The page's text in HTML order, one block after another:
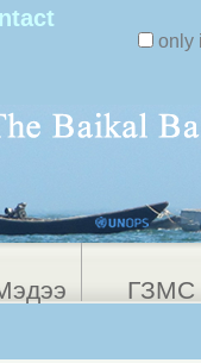
only
ГЗМС